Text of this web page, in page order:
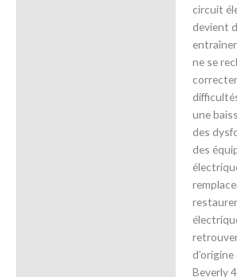
circuit
devient
ne se
une
des
des
Beverly